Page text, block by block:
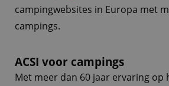
campingwebsites in Europa met
campings.
ACSI voor campings
Met meer dan 60 jaar ervaring op